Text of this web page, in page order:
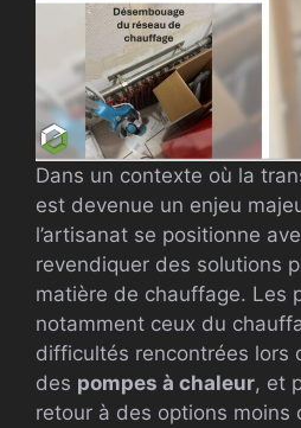
Dans un contexte où la
est devenue un enjeu
l’artisanat se positionne
revendiquer des solutions
matière de chauffage. Les
notamment ceux du
difficultés rencontrées lors
des pompes à chaleur, et
retour à des options moins